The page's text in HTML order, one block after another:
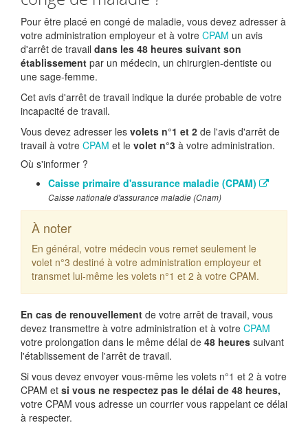
Pour être placé en congé de maladie, vous devez adresser à
votre administration employeur et à votre CPAM un avis
d'arrêt de travail dans les 48 heures suivant son
établissement par un médecin, un chirurgien-dentiste ou
une sage-femme.
Cet avis d'arrêt de travail indique la durée probable de votre
incapacité de travail.
Vous devez adresser les volets n°1 et 2 de l'avis d'arrêt de
travail à votre CPAM et le volet n°3 à votre administration.
Où s'informer ?
Caisse primaire d'assurance maladie (CPAM)
Caisse nationale d'assurance maladie (Cnam)
À noter
En général, votre médecin vous remet seulement le
volet n°3 destiné à votre administration employeur et
transmet lui-même les volets n°1 et 2 à votre CPAM.
En cas de renouvellement de votre arrêt de travail, vous
devez transmettre à votre administration et à votre CPAM
votre prolongation dans le même délai de 48 heures suivant
l'établissement de l'arrêt de travail.
Si vous devez envoyer vous-même les volets n°1 et 2 à votre
CPAM et si vous ne respectez pas le délai de 48 heures,
votre CPAM vous adresse un courrier vous rappelant ce délai
à respecter.